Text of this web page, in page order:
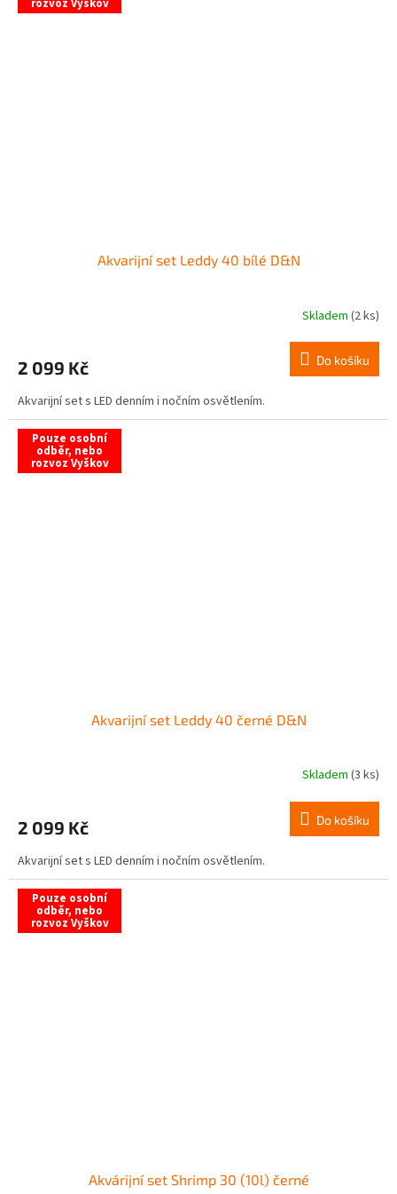
rozvoz Vyškov
Akvarijní set Leddy 40 bílé D&N
Skladem (2 ks)
2 099 Kč Do košíku
Akvarijní set s LED denním i nočním osvětlením.
Pouze osobní
odběr, nebo
rozvoz Vyškov
Akvarijní set Leddy 40 černé D&N
Skladem (3 ks)
2 099 Kč Do košíku
Akvarijní set s LED denním i nočním osvětlením.
Pouze osobní
odběr, nebo
rozvoz Vyškov
Akvárijní set Shrimp 30 (10l) černé